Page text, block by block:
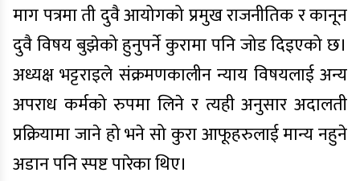
माग पत्रमा ती दुवै आयोगको प्रमुख राजनीतिक र कानून
दुवै विषय बुझेको हुनुपर्ने कुरामा पनि जोड दिइएको छ।
अध्यक्ष भट्टराइले संक्रमणकालीन न्याय विषयलाई अन्य
अपराध कर्मको रुपमा लिने र त्यही अनुसार अदालती
प्रक्रियामा जाने हो भने सो कुरा आफूहरुलाई मान्य नहुने
अडान पनि स्पष्ट पारेका थिए।